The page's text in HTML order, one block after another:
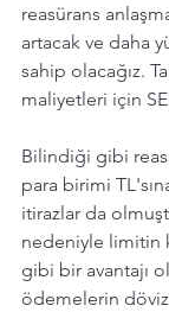
reasürans
artacak ve daha
sahip olacağız.
maliyetleri için
Bilindiği gibi
para birimi
itirazlar da
nedeniyle limitin
gibi bir avantajı
ödemelerin